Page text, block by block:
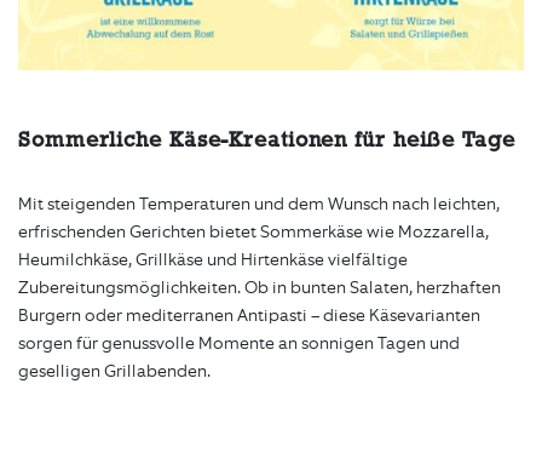
Sommerliche Käse-Kreationen für heiße Tage
Mit steigenden Temperaturen und dem Wunsch nach leichten,
erfrischenden Gerichten bietet Sommerkäse wie Mozzarella,
Heumilchkäse, Grillkäse und Hirtenkäse vielfältige
Zubereitungsmöglichkeiten. Ob in bunten Salaten, herzhaften
Burgern oder mediterranen Antipasti – diese Käsevarianten
sorgen für genussvolle Momente an sonnigen Tagen und
geselligen Grillabenden.